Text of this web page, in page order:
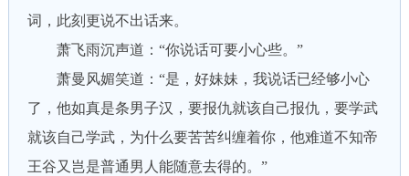
词，此刻更说不出话来。
萧飞雨沉声道：“你说话可要小心些。”
萧曼风媚笑道：“是，好妹妹，我说话已经够小心
了，他如真是条男子汉，要报仇就该自己报仇，要学武
就该自己学武，为什么要苦苦纠缠着你，他难道不知帝
王谷又岂是普通男人能随意去得的。”